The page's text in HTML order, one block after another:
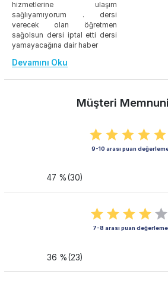
hizmetlerine ulaşım
sağlıyamıyorum . dersi
verecek olan öğretmen
sağolsun dersi iptal etti dersi
yamayacağına dair haber
Devamını Oku
Müşteri
9-10 arası puan
47 %(30)
7-8 arası puan
36 %(23)